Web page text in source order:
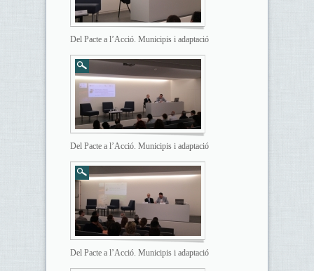
Del Pacte a l’Acció. Municipis i adaptació
Del Pacte a l’Acció. Municipis i adaptació
Del Pacte a l’Acció. Municipis i adaptació